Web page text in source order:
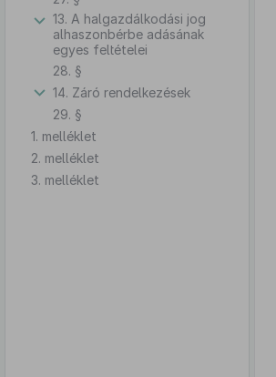
13. A halgazdálkodási jog
alhaszonbérbe adásának
egyes feltételei
28. §
14. Záró rendelkezések
29. §
1. melléklet
2. melléklet
3. melléklet